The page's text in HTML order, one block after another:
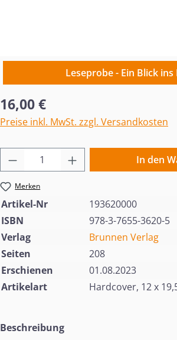
Leseprobe - Ein Blick ins
Regulärer Preis:
16,00 €
Preise inkl. MwSt. zzgl. Versandkosten
Produkt Anzahl: Gib denIn den
Merken
Artikel-Nr
193620000
ISBN
978-3-7655-3620-5
Verlag
Brunnen Verlag
Seiten
208
Erschienen
01.08.2023
Artikelart
Hardcover, 12 x
Beschreibung